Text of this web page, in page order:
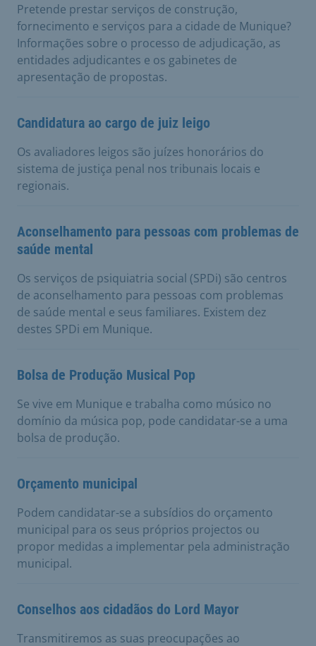
Pretende prestar serviços de construção,
fornecimento e serviços para a cidade de Munique?
Informações sobre o processo de adjudicação, as
entidades adjudicantes e os gabinetes de
apresentação de propostas.
Candidatura ao cargo de juiz leigo
Os avaliadores leigos são juízes honorários do
sistema de justiça penal nos tribunais locais e
regionais.
Aconselhamento para pessoas com problemas de
saúde mental
Os serviços de psiquiatria social (SPDi) são centros
de aconselhamento para pessoas com problemas
de saúde mental e seus familiares. Existem dez
destes SPDi em Munique.
Bolsa de Produção Musical Pop
Se vive em Munique e trabalha como músico no
domínio da música pop, pode candidatar-se a uma
bolsa de produção.
Orçamento municipal
Podem candidatar-se a subsídios do orçamento
municipal para os seus próprios projectos ou
propor medidas a implementar pela administração
municipal.
Conselhos aos cidadãos do Lord Mayor
Transmitiremos as suas preocupações ao